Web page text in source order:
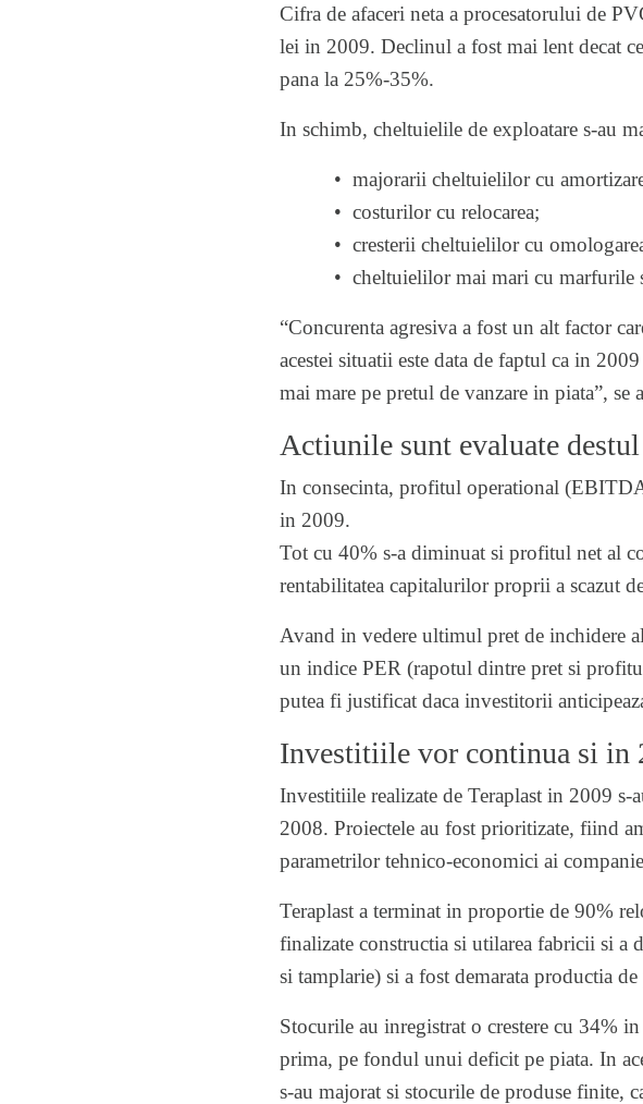
Cifra de afaceri neta a procesatorului de
lei in 2009. Declinul a fost mai lent decat
pana la 25%-35%.
In schimb, cheltuielile de exploatare s-au
• majorarii cheltuielilor cu
• costurilor cu relocarea;
• cresterii cheltuielilor cu omologarea
• cheltuielilor mai mari cu marfurile si
“Concurenta agresiva a fost un alt factor
acestei situatii este data de faptul ca in
mai mare pe pretul de vanzare in piata”, se
Actiunile sunt evaluate
In consecinta, profitul operational
in 2009.
Tot cu 40% s-a diminuat si profitul net al
rentabilitatea capitalurilor proprii a scazut
Avand in vedere ultimul pret de inchidere
un indice PER (rapotul dintre pret si
putea fi justificat daca investitorii
Investitiile vor continua si in
Investitiile realizate de Teraplast in 2009
2008. Proiectele au fost prioritizate, fiind
parametrilor tehnico-economici ai
Teraplast a terminat in proportie de 90%
finalizate constructia si utilarea fabricii si
si tamplarie) si a fost demarata productia
Stocurile au inregistrat o crestere cu 34%
prima, pe fondul unui deficit pe piata. In
s-au majorat si stocurile de produse finite,